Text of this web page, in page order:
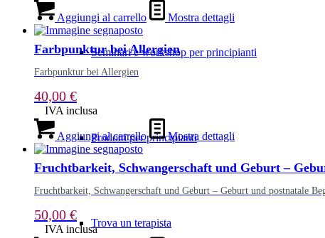
Seminari e workshop per principianti
Prodotti per principianti
Trova un terapista
Aggiungi al carrello Mostra dettagli
Farbpunktur bei Allergien
Farbpunktur bei Allergien
40,00 €
IVA inclusa
Aggiungi al carrello Mostra dettagli
Fruchtbarkeit, Schwangerschaft und Geburt –
Fruchtbarkeit, Schwangerschaft und Geburt – Geburt und postnatale
50,00 €
IVA inclusa